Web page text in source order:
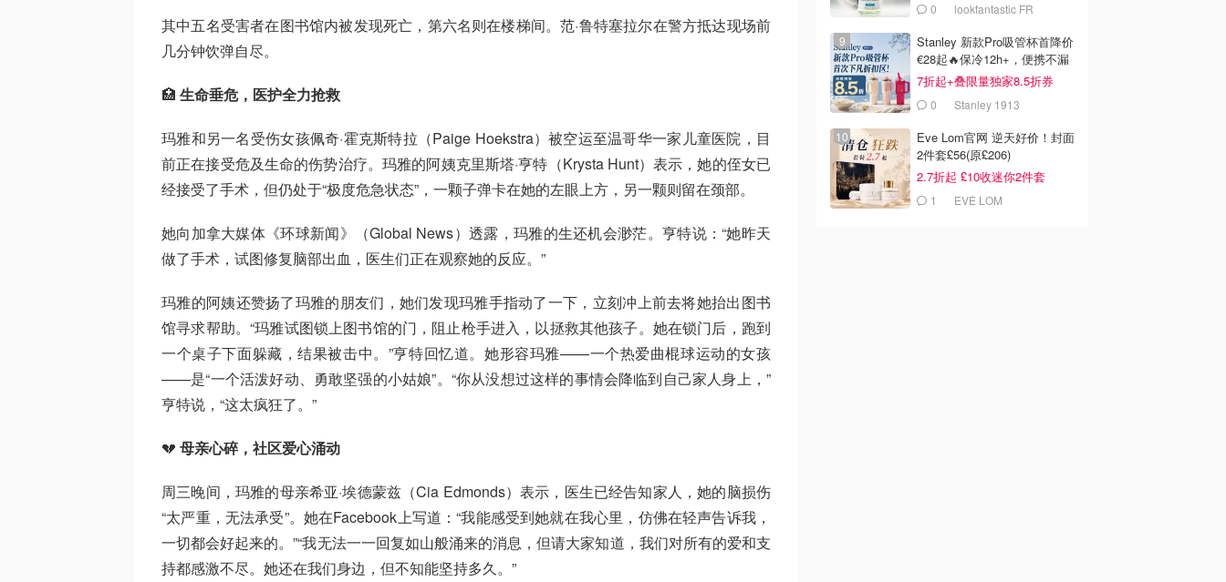
其中五名受害者在图书馆内被发现死亡，第六名则在楼梯间。范·鲁特塞拉尔在警方抵达现场前
几分钟饮弹自尽。
🏥 生命垂危，医护全力抢救
玛雅和另一名受伤女孩佩奇·霍克斯特拉（Paige Hoekstra）被空运至温哥华一家儿童医院，目
前正在接受危及生命的伤势治疗。玛雅的阿姨克里斯塔·亨特（Krysta Hunt）表示，她的侄女已
经接受了手术，但仍处于“极度危急状态”，一颗子弹卡在她的左眼上方，另一颗则留在颈部。
她向加拿大媒体《环球新闻》（Global News）透露，玛雅的生还机会渺茫。亨特说：“她昨天
做了手术，试图修复脑部出血，医生们正在观察她的反应。”
玛雅的阿姨还赞扬了玛雅的朋友们，她们发现玛雅手指动了一下，立刻冲上前去将她抬出图书
馆寻求帮助。“玛雅试图锁上图书馆的门，阻止枪手进入，以拯救其他孩子。她在锁门后，跑到
一个桌子下面躲藏，结果被击中。”亨特回忆道。她形容玛雅——一个热爱曲棍球运动的女孩
——是“一个活泼好动、勇敢坚强的小姑娘”。“你从没想过这样的事情会降临到自己家人身上，”
亨特说，“这太疯狂了。”
💔 母亲心碎，社区爱心涌动
周三晚间，玛雅的母亲希亚·埃德蒙兹（Cia Edmonds）表示，医生已经告知家人，她的脑损伤
“太严重，无法承受”。她在Facebook上写道：“我能感受到她就在我心里，仿佛在轻声告诉我，
一切都会好起来的。”“我无法一一回复如山般涌来的消息，但请大家知道，我们对所有的爱和支
持都感激不尽。她还在我们身边，但不知能坚持多久。”
0 lookfantastic FR
Stanley 新款Pro吸管杯首降价
€28起🔥保冷12h+，便携不漏
水
7折起+叠限量独家8.5折券
0 Stanley 1913
Eve Lom官网 逆天好价！封面
2件套£56(原£206)
2.7折起 £10收迷你2件套
1 EVE LOM